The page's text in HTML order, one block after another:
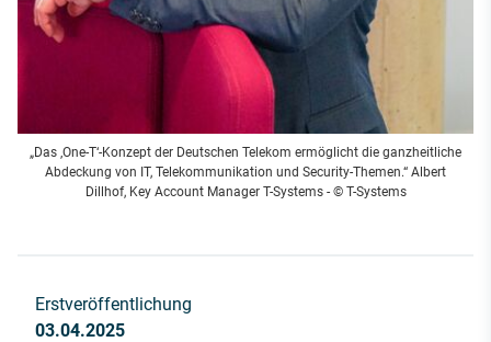
„Das ‚One-T‘-Konzept der Deutschen Telekom ermöglicht die ganzheitliche
Abdeckung von IT, Telekommunikation und Security-Themen.“ Albert
Dillhof, Key Account Manager T-Systems - © T-Systems
Erstveröffentlichung
03.04.2025